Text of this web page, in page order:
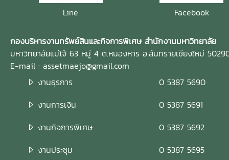
Line Facebook
กองบริหารงานทรัพย์สินและกิจการพิเศษ สำนักงานมหาวิทยาลัย
มหาวิทยาลัยแม่โจ้ 63 หมู่ 4 ต.หนองหาร อ.สันทรายเชียงใหม่
E-mail : assetmaejo@gmail.com
งานธุรการ
0 5387 5690
งานการเงิน
0 5387 5691
งานกิจการพิเศษ
0 5387 5692
งานประชุม
0 5387 5695